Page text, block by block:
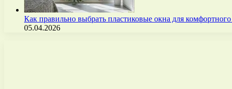
Как правильно выбрать пластиковые окна для
05.04.2026